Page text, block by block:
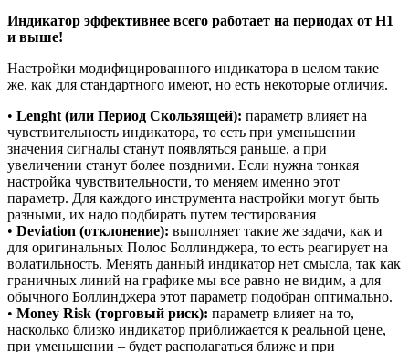
Индикатор эффективнее всего работает на периодах от H1
и выше!
Настройки модифицированного индикатора в целом такие
же, как для стандартного имеют, но есть некоторые отличия.
• Lenght (или Период Скользящей): параметр влияет на
чувствительность индикатора, то есть при уменьшении
значения сигналы станут появляться раньше, а при
увеличении станут более поздними. Если нужна тонкая
настройка чувствительности, то меняем именно этот
параметр. Для каждого инструмента настройки могут быть
разными, их надо подбирать путем тестирования
• Deviation (отклонение): выполняет такие же задачи, как и
для оригинальных Полос Боллинджера, то есть реагирует на
волатильность. Менять данный индикатор нет смысла, так как
граничных линий на графике мы все равно не видим, а для
обычного Боллинджера этот параметр подобран оптимально.
• Money Risk (торговый риск): параметр влияет на то,
насколько близко индикатор приближается к реальной цене,
при уменьшении – будет располагаться ближе и при